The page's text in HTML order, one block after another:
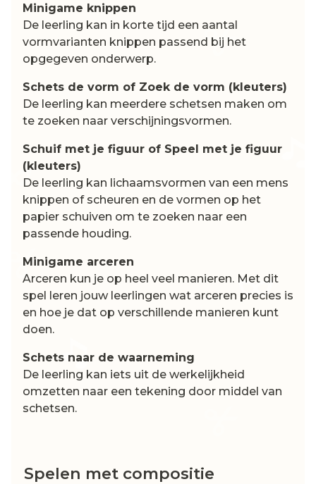
Minigame knippen
De leerling kan in korte tijd een aantal
vormvarianten knippen passend bij het
opgegeven onderwerp.
Schets de vorm of Zoek de vorm (kleuters)
De leerling kan meerdere schetsen maken om
te zoeken naar verschijningsvormen.
Schuif met je figuur of Speel met je figuur
(kleuters)
De leerling kan lichaamsvormen van een mens
knippen of scheuren en de vormen op het
papier schuiven om te zoeken naar een
passende houding.
Minigame arceren
Arceren kun je op heel veel manieren. Met dit
spel leren jouw leerlingen wat arceren precies is
en hoe je dat op verschillende manieren kunt
doen.
Schets naar de waarneming
De leerling kan iets uit de werkelijkheid
omzetten naar een tekening door middel van
schetsen.
Spelen met compositie